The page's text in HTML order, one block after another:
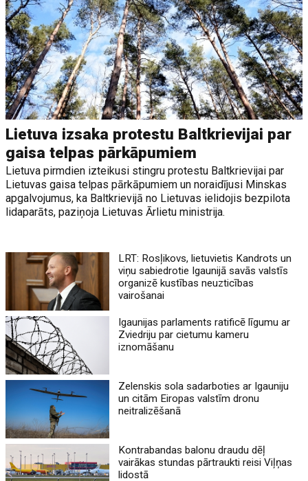
Lietuva izsaka protestu Baltkrievijai par
gaisa telpas pārkāpumiem
Lietuva pirmdien izteikusi stingru protestu Baltkrievijai par
Lietuvas gaisa telpas pārkāpumiem un noraidījusi Minskas
apgalvojumus, ka Baltkrievijā no Lietuvas ielidojis bezpilota
lidaparāts, paziņoja Lietuvas Ārlietu ministrija.
LRT: Rosļikovs, lietuvietis Kandrots un
viņu sabiedrotie Igaunijā savās valstīs
organizē kustības neuzticības
vairošanai
Igaunijas parlaments ratificē līgumu ar
Zviedriju par cietumu kameru
iznomāšanu
Zelenskis sola sadarboties ar Igauniju
un citām Eiropas valstīm dronu
neitralizēšanā
Kontrabandas balonu draudu dēļ
vairākas stundas pārtraukti reisi Viļņas
lidostā